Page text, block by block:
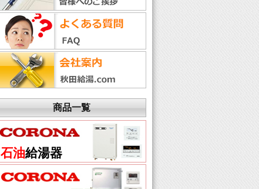
商品一覧
石油給湯器